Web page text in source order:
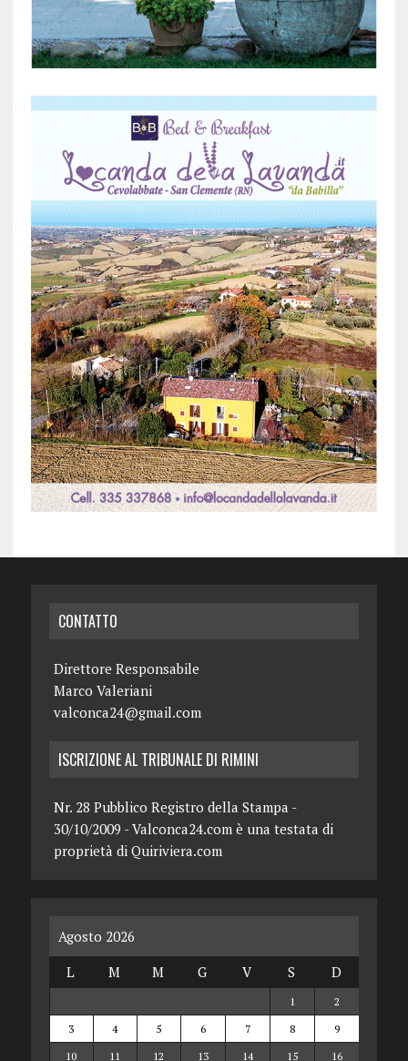
CONTATTO
Direttore Responsabile
Marco Valeriani
valconca24@gmail.com
ISCRIZIONE AL TRIBUNALE DI RIMINI
Nr. 28 Pubblico Registro della Stampa -
30/10/2009 - Valconca24.com è una testata di
proprietà di Quiriviera.com
Agosto 2026
L
M M G V S D
1
2
3
4 5 6 7 8
9
10
11 12 13 14 15 16